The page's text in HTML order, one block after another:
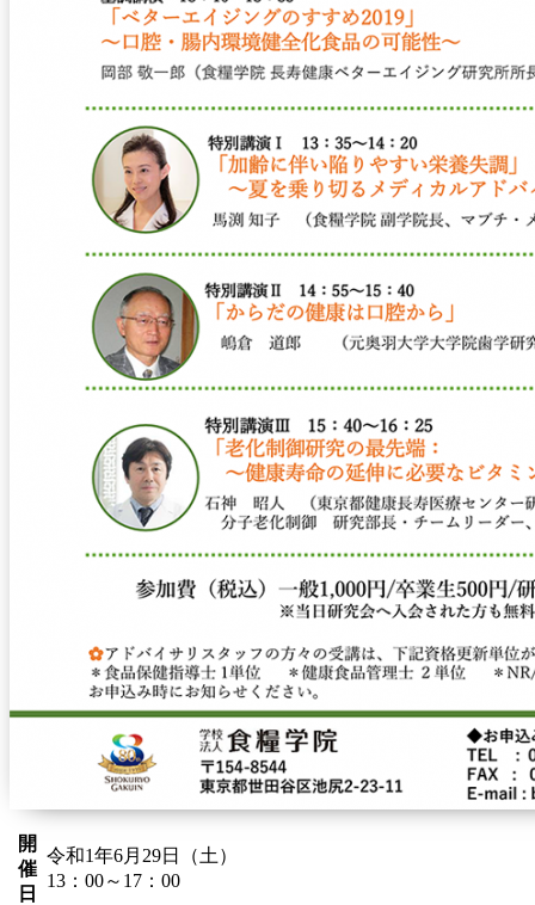
開
催
日
令和1年6月29日（土）
13：00～17：00